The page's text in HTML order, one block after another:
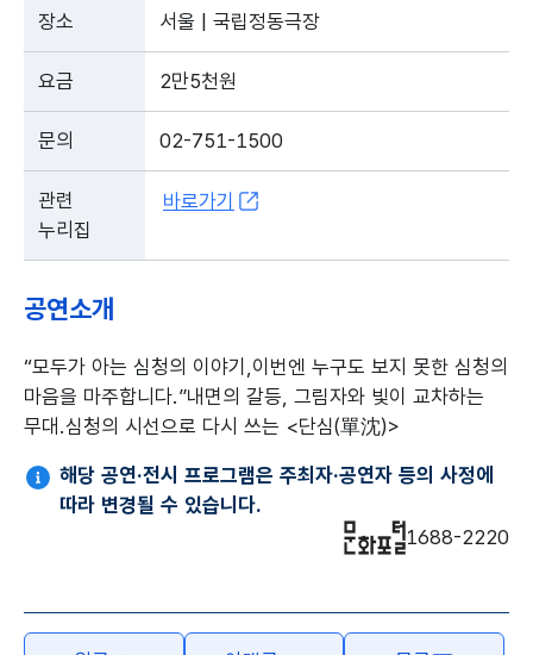
장소 서울 | 국립정동극장
요금 2만5천원
문의 02-751-1500
관련
누리집
바로가기
공연소개
“모두가 아는 심청의 이야기,이번엔 누구도 보지 못한 심청의
마음을 마주합니다.”내면의 갈등, 그림자와 빛이 교차하는
무대.심청의 시선으로 다시 쓰는 <단심(單沈)>
해당 공연·전시 프로그램은 주최자·공연자 등의 사정에
따라 변경될 수 있습니다.
1688-2220